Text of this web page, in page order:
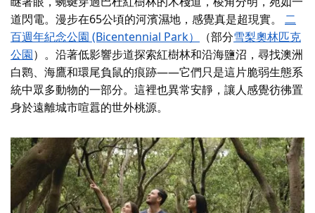
道閃電。漫步在65公頃的河濱濕地，感覺真是超現實。
二
百週年紀念公園 (Bicentennial Park）
（部分雪梨奧林匹克
公園）。沿著低影響步道探索紅樹林和沿海鹽沼，尋找澳洲
白鹮、海鷹和環尾負鼠的痕跡——它們只是這片脆弱生態系
統中眾多動物的一部分。這裡也異常安靜，讓人感覺彷彿置
身於遠離城市喧囂的世外桃源。